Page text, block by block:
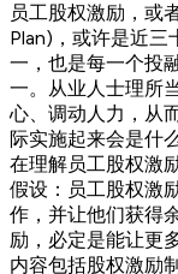
员工股权激励，或
Plan)，或许是近三
一，也是每一个投
一。从业人士理所
心、调动人力，从
际实施起来会是什
在理解员工股权激
假设：员工股权激
作，并让他们获得
励，必定是能让更
内容包括股权激励